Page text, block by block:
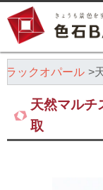
ラックオパール
天然マル
取